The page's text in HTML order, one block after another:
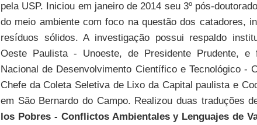
pela USP. Iniciou em janeiro de 2014 seu 3º pós-
do meio ambiente com foco na questão dos catadores,
resíduos sólidos. A investigação possui respaldo
Oeste Paulista - Unoeste, de Presidente Prudente, e
Nacional de Desenvolvimento Científico e Tecnológico -
Chefe da Coleta Seletiva de Lixo da Capital paulista e
em São Bernardo do Campo. Realizou duas traduções
los Pobres - Conflictos Ambientales y Lenguajes de